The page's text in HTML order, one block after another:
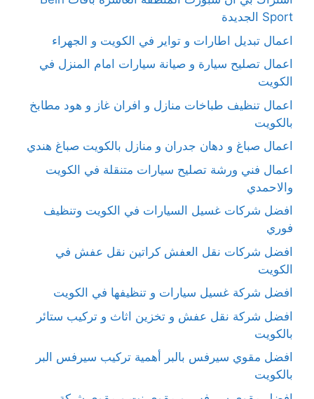
Sport الجديدة
اعمال تبديل اطارات و تواير في الكويت و الجهراء
اعمال تصليح سيارة و صيانة سيارات امام المنزل في
الكويت
اعمال تنظيف طباخات منازل و افران غاز و هود مطابخ
بالكويت
اعمال صباغ و دهان جدران و منازل بالكويت صباغ هندي
اعمال فني ورشة تصليح سيارات متنقلة في الكويت
والاحمدي
افضل شركات غسيل السيارات في الكويت وتنظيف
فوري
افضل شركات نقل العفش كراتين نقل عفش في
الكويت
افضل شركة غسيل سيارات و تنظيفها في الكويت
افضل شركة نقل عفش و تخزين اثاث و تركيب ستائر
بالكويت
افضل مقوي سيرفس بالبر أهمية تركيب سيرفس البر
بالكويت